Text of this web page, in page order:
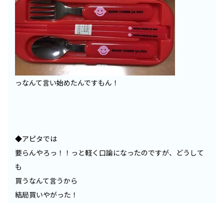
っなんて言い始めたんですもん！
◆アピタでは
要らんやろっ！！っと軽く口論になったのですが、どうして
も
買うなんて言うから
結局買いやがった！